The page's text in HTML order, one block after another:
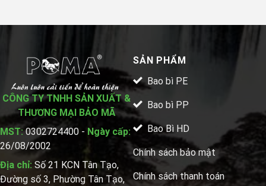
CÔNG TY TNHH SẢN XUẤT &
THƯƠNG MẠI BẢO MÃ
MST:0302724400 - Ngày cấp:
26/08/2002
Địa chỉ: Số 21 KCN Tân Tạo,
Đường số 3, Phường Tân Tạo,
SẢN PHẨM
Bao bì PE
Bao bì PP
Bao Bì HD
Chính sách bảo mật
Chính sách thanh toán